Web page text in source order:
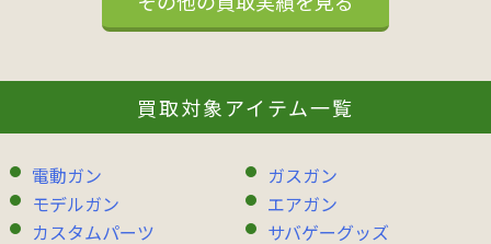
買取対象アイテム一覧
電動ガン
ガスガン
モデルガン
エアガン
カスタムパーツ
サバゲーグッズ